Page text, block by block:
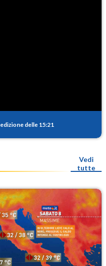
edizione delle 15:21
Vedi
tutte